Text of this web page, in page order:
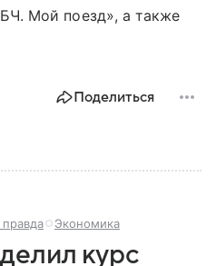
Мой поезд», а также
Поделиться
Экономика
курс